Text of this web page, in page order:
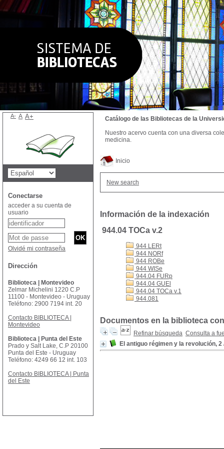
Inicio
New search
Información de la indexación
944.04 TOCa v.2
944 LERt
944 NORf
944 ROBe
944 WISe
944.04 FURp
944.04 GUEl
944.04 TOCa v.1
944.081
Documentos en la biblioteca
Refinar búsqueda Consulta a
El antiguo régimen y la revolución, 2
Catálogo de las Bibliotecas de la
Nuestro acervo cuenta con una diversa
medicina.
A- A A+
Conectarse
acceder a su cuenta de
usuario
Olvidé mi contraseña
Dirección
Biblioteca | Montevideo
Zelmar Michelini 1220 C.P
11100 - Montevideo - Uruguay
Teléfono: 2900 7194 int. 20
Contacto BIBLIOTECA |
Montevideo
Biblioteca | Punta del Este
Prado y Salt Lake, C.P 20100
Punta del Este - Uruguay
Teléfono: 4249 66 12 int. 103
Contacto BIBLIOTECA | Punta
del Este